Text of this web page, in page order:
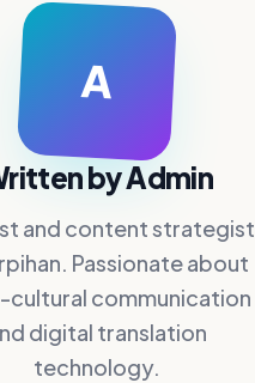
A
byAdmin
and content strategist
Passionate about
cultural communication
digital translation
technology.